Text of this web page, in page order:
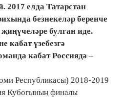
2017 елда Татарстан
безнекеләр беренче
булган иде.
кабат үзебезгә
кабат Россиядә –
Республикасы) 2018-2019
Кубогының финалы